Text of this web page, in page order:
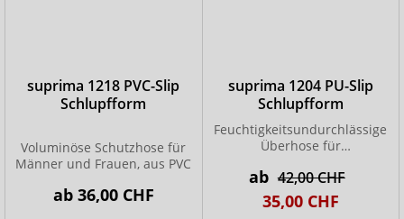
suprima 1218 PVC-Slip
Schlupfform
Voluminöse Schutzhose für
Männer und Frauen, aus PVC
ab 36,00 CHF
suprima 1204 PU-Slip
Schlupfform
Feuchtigkeitsundurchlässige
Überhose für
Einwegvorlagen.
ab 42,00 CHF
35,00 CHF